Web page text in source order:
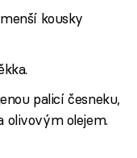
kousky
palicí česneku,
olivovým olejem.